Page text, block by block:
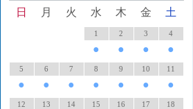
日 月 火 水 木 金 土
1
●
2
●
3
●
4
●
5
●
6
●
7
●
8
●
9
●
10
●
11
●
12 13 14 15 16 17 18